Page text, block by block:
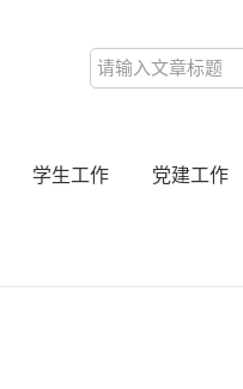
学生工作 党建工作